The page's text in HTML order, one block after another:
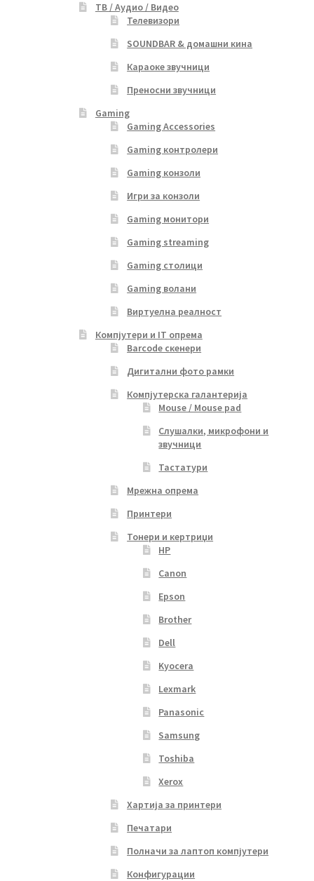
ТВ / Аудио / Видео
Телевизори
SOUNDBAR & домашни кина
Караоке звучници
Преносни звучници
Gaming
Gaming Accessories
Gaming контролери
Gaming конзоли
Игри за конзоли
Gaming монитори
Gaming streaming
Gaming столици
Gaming волани
Виртуелна реалност
Компјутери и IT опрема
Barcode скенери
Дигитални фото рамки
Компјутерска галантерија
Mouse / Mouse pad
Слушалки, микрофони и
звучници
Тастатури
Мрежна опрема
Принтери
Тонери и кертриџи
HP
Canon
Epson
Brother
Dell
Kyocera
Lexmark
Panasonic
Samsung
Toshiba
Xerox
Хартија за принтери
Печатари
Полначи за лаптоп компјутери
Конфигурации